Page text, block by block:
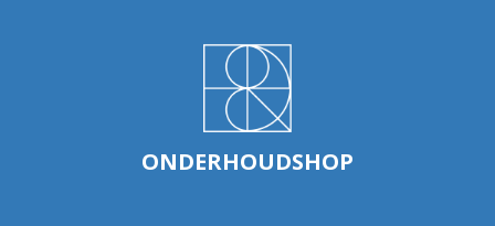
ONDERHOUDSHOP